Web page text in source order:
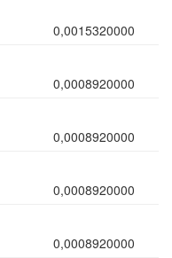
0,0015320000
0,0008920000
0,0008920000
0,0008920000
0,0008920000